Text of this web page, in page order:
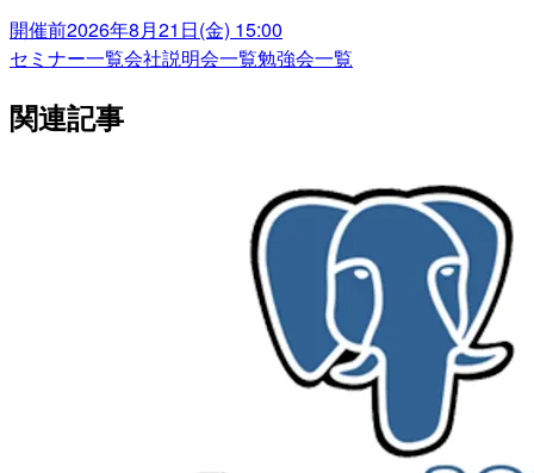
開催前2026年8月21日(金) 15:00
セミナー一覧会社説明会一覧勉強会一覧
関連記事